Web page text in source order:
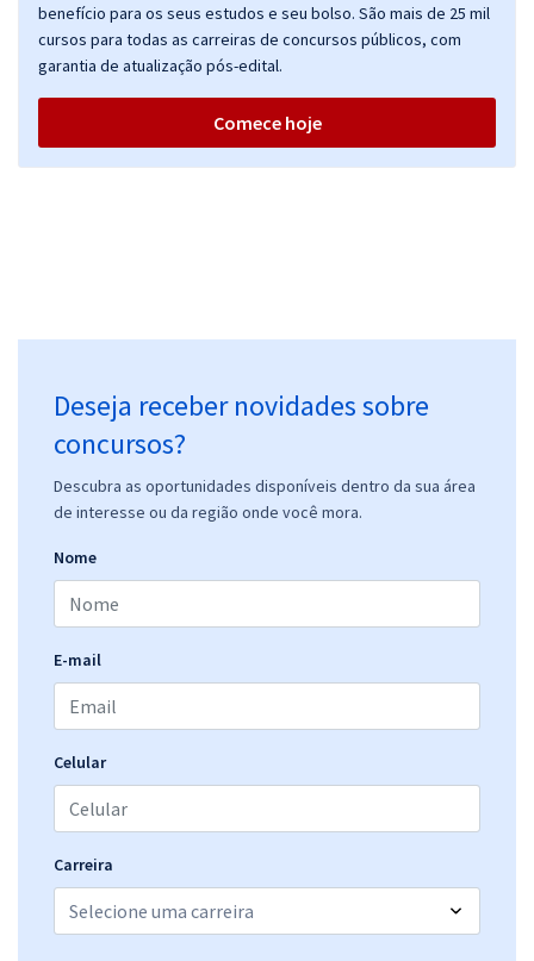
benefício para os seus estudos e seu bolso. São mais de 25 mil
cursos para todas as carreiras de concursos públicos, com
garantia de atualização pós-edital.
Comece hoje
Deseja receber novidades sobre
concursos?
Descubra as oportunidades disponíveis dentro da sua área
de interesse ou da região onde você mora.
Nome
E-mail
Celular
Carreira